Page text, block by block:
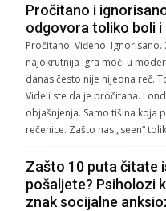
Pročitano i
odgovora toliko boli
Pročitano. Viđeno.
najokrutnija igra moći u
danas često nije nijedna reč.
Videli ste da je pročitana. I
objašnjenja. Samo tišina koja
rečenice. Zašto nas „seen“
Zašto 10 puta čitate
pošaljete? Psiholozi
znak socijalne